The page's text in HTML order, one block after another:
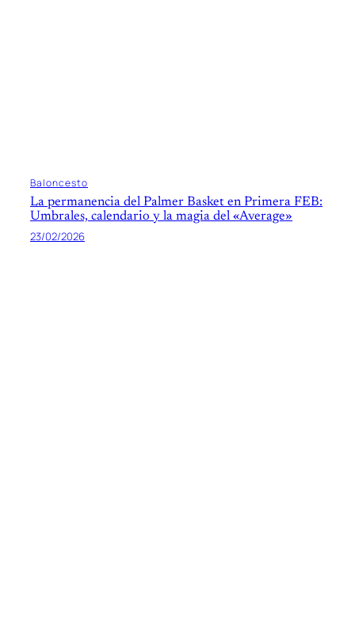
Baloncesto
La permanencia del Palmer Basket en Primera FEB:
Umbrales, calendario y la magia del «Average»
23/02/2026